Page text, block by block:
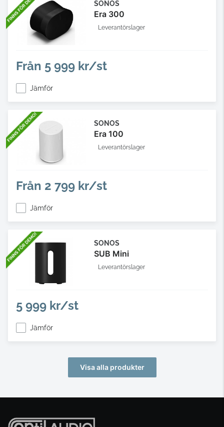
SONOS
Era 300
Leverantörslager
Från 5 999 kr/st
Jämför
SONOS
Era 100
Leverantörslager
Från 2 799 kr/st
Jämför
SONOS
SUB Mini
Leverantörslager
5 999 kr/st
Jämför
Visa alla produkter